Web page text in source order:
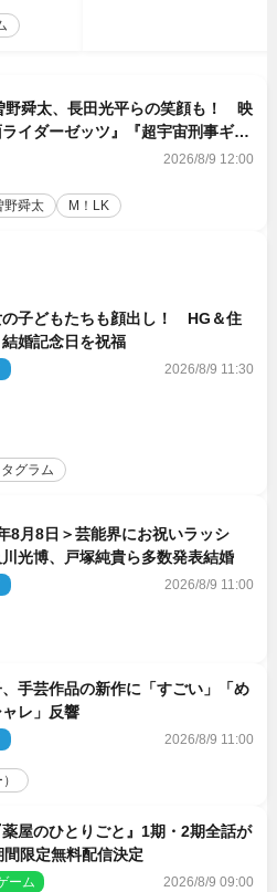
野舜太、長田光平らの笑顔も！ 映
イダーゼッツ』『超宇宙刑事ギャ
フィニティ』オフショット到着
2026/8/9 12:00
野舜太 M！LK
の子どもたちも顔出し！ HG＆住
婚記念日を祝福
2026/8/9 11:30
グラム
8月8日＞芸能界にお祝いラッシ
光博、戸塚純貴ら多数発表結婚
2026/8/9 11:00
手芸作品の新作に「すごい」「め
レ」反響
2026/8/9 11:00
屋のひとりごと』1期・2期全話が
間限定無料配信決定
ーム 2026/8/9 09:00